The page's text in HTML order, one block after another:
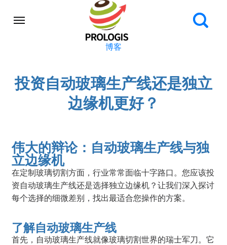
博客
投资自动玻璃生产线还是独立
边缘机更好？
伟大的辩论：自动玻璃生产线与独
立边缘机
在定制玻璃切割方面，行业常常面临十字路口。您应该投
资自动玻璃生产线还是选择独立边缘机？让我们深入探讨
每个选择的细微差别，找出最适合您操作的方案。
了解自动玻璃生产线
首先，自动玻璃生产线就像玻璃切割世界的瑞士军刀。它